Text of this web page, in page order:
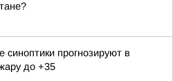
синоптики прогнозируют в
до +35